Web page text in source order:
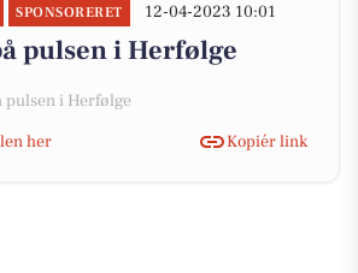
SPONSORERET 12-04-2023 10:01
pulsen i Herfølge
pulsen i Herfølge
her
Kopiér link